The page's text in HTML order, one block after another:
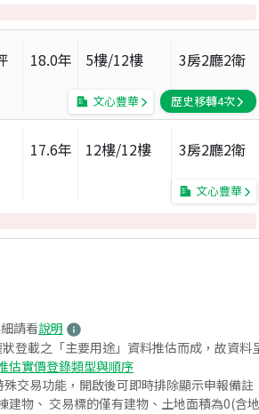
18.0年 5樓/12樓 3房2廳2衛
文心豐華 歷史移轉4次
17.6年 12樓/12樓 3房2廳2衛
文心豐華
請看說明
登載之「主要用途」資料推估而成，故資料
估實價登錄類型與順序
交易功能，開啟後可即時排除顯示申報備註
物、 交易標的僅有建物、土地面積為0(含地